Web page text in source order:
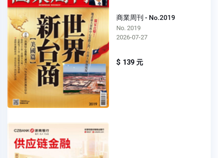
商業周刊 - No.2019
No. 2019
2026-07-27
$ 139 元